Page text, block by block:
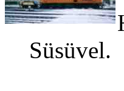
Süsüvel.